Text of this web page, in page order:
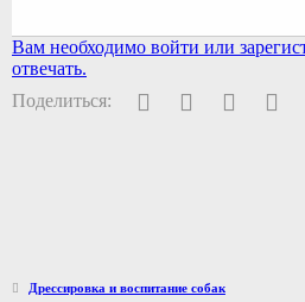
Вам необходимо войти или
отвечать.
Поделиться:
Facebook
Twitter Pinterest
Дрессировка и воспитание собак